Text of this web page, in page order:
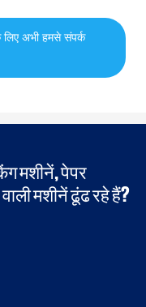
अभी हमसे संपर्क
मशीनें, पेपर
मशीनें ढूंढ रहे हैं?